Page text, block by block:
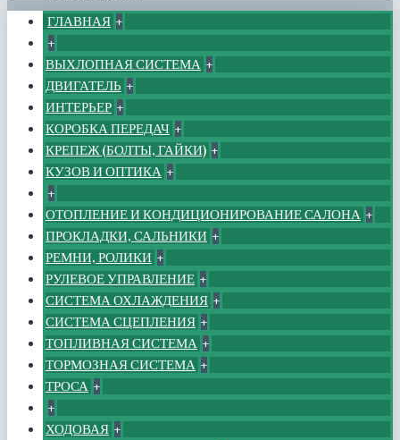
ГЛАВНАЯ +
+
ВЫХЛОПНАЯ СИСТЕМА +
ДВИГАТЕЛЬ +
ИНТЕРЬЕР +
КОРОБКА ПЕРЕДАЧ +
КРЕПЕЖ (БОЛТЫ, ГАЙКИ) +
КУЗОВ И ОПТИКА +
+
ОТОПЛЕНИЕ И КОНДИЦИОНИРОВАНИЕ САЛОНА +
ПРОКЛАДКИ, САЛЬНИКИ +
РЕМНИ, РОЛИКИ +
РУЛЕВОЕ УПРАВЛЕНИЕ +
СИСТЕМА ОХЛАЖДЕНИЯ +
СИСТЕМА СЦЕПЛЕНИЯ +
ТОПЛИВНАЯ СИСТЕМА +
ТОРМОЗНАЯ СИСТЕМА +
ТРОСА +
+
ХОДОВАЯ +